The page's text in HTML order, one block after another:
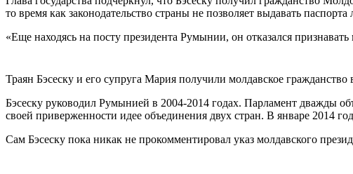
то время как законодательство страны не позволяет выдавать
«Еще находясь на посту президента Румынии, он отказался
Траян Бэсеску и его супруга Мария получили молдавское
Бэсеску руководил Румынией в 2004-2014 годах. Парламент дважды
своей приверженности идее объединения двух стран. В январе 2014
Сам Бэсеску пока никак не прокомментировал указ молдавского